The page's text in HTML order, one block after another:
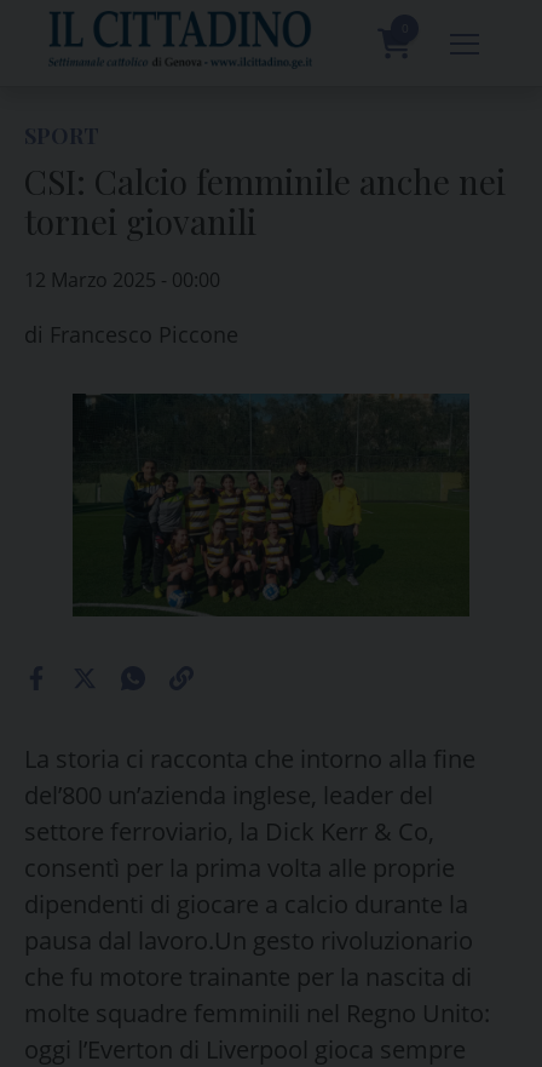
content
CSI: Calcio femminile anche nei
tornei giovanili
12 Marzo 2025 - 00:00
di Francesco Piccone
La storia ci racconta che intorno alla fine
del’800 un’azienda inglese, leader del
settore ferroviario, la Dick Kerr & Co,
consentì per la prima volta alle proprie
dipendenti di giocare a calcio durante la
pausa dal lavoro.Un gesto rivoluzionario
che fu motore trainante per la nascita di
molte squadre femminili nel Regno Unito:
oggi l’Everton di Liverpool gioca sempre